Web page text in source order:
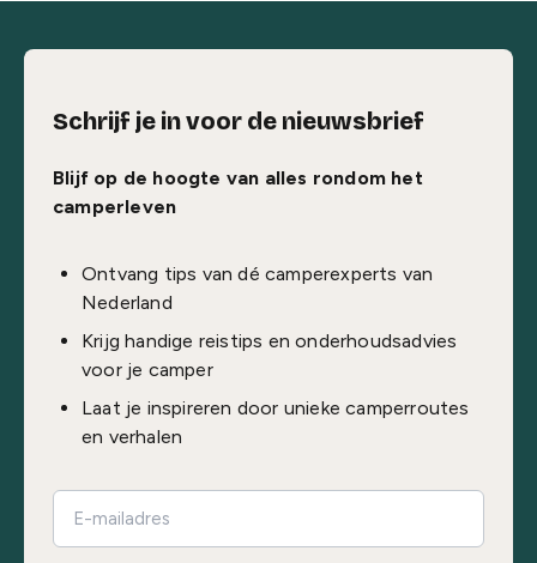
Schrijf je in voor de nieuwsbrief
Blijf op de hoogte van alles rondom het
camperleven
Ontvang tips van dé camperexperts van
Nederland
Krijg handige reistips en onderhoudsadvies
voor je camper
Laat je inspireren door unieke camperroutes
en verhalen